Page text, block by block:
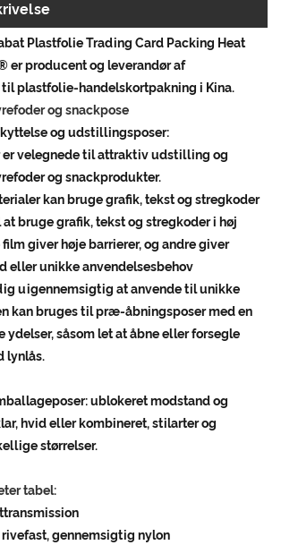
Plastfolie Trading Card Packing Heat
er producent og leverandør af
plastfolie-handelskortpakning i Kina.
og snackpose
og udstillingsposer:
er velegnede til attraktiv udstilling og
og snackprodukter.
kan bruge grafik, tekst og stregkoder
bruge grafik, tekst og stregkoder i høj
giver høje barrierer, og andre giver
eller unikke anvendelsesbehov
uigennemsigtig at anvende til unikke
kan bruges til præ-åbningsposer med en
såsom let at åbne eller forsegle
lynlås.
ublokeret modstand og
hvid eller kombineret, stilarter og
størrelser.
tabel:
rivefast, gennemsigtig nylon